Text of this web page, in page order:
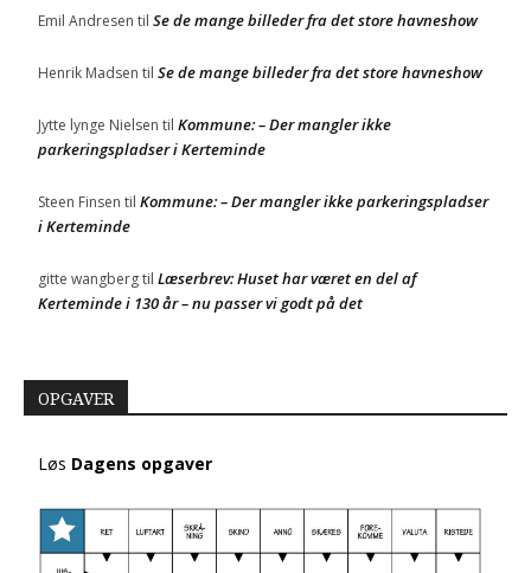
Emil Andresen til Se de mange billeder fra det store havneshow
Henrik Madsen til Se de mange billeder fra det store havneshow
Jytte lynge Nielsen til Kommune: – Der mangler ikke
parkeringspladser i Kerteminde
Steen Finsen til Kommune: – Der mangler ikke parkeringspladser
i Kerteminde
gitte wangbergtil Læserbrev: Huset har været en del af
Kerteminde i 130 år – nu passer vi godt på det
OPGAVER
Løs Dagens opgaver